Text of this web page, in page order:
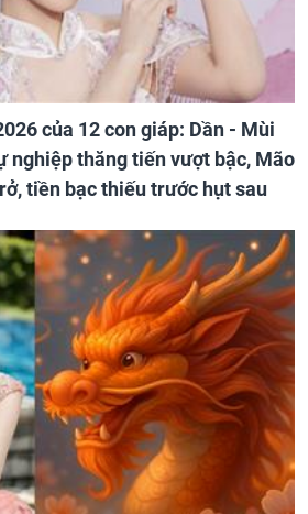
của 12 con giáp: Dần - Mùi
nghiệp thăng tiến vượt bậc, Mão
tiền bạc thiếu trước hụt sau